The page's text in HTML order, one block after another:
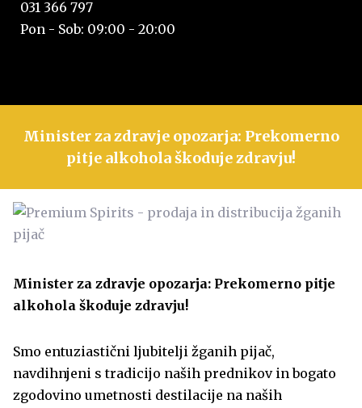
031 366 797
Pon - Sob: 09:00 - 20:00
Minister za zdravje opozarja: Prekomerno
pitje alkohola škoduje zdravju!
Minister za zdravje opozarja: Prekomerno pitje
alkohola škoduje zdravju!
Smo entuziastični ljubitelji žganih pijač,
navdihnjeni s tradicijo naših prednikov in bogato
zgodovino umetnosti destilacije na naših